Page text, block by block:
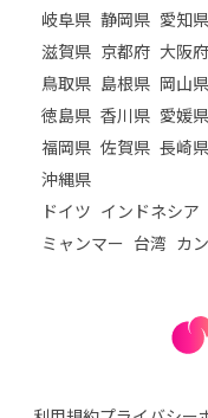
岐阜県 静岡県 愛知県
滋賀県 京都府 大阪府
鳥取県 島根県 岡山県
徳島県 香川県 愛媛県
福岡県 佐賀県 長崎県
沖縄県
ドイツ インドネシア
ミャンマー 台湾 カ